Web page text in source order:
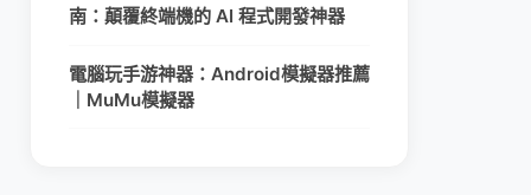
南：顛覆終端機的 AI 程式開發神器
電腦玩手游神器：Android模擬器推薦
｜MuMu模擬器